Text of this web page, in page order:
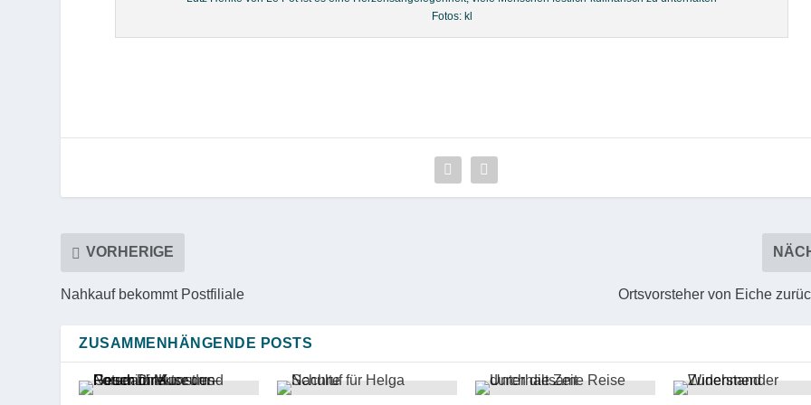
Fotos: kl
VORHERIGE
Nahkauf bekommt Postfiliale Ortsvorsteher von Eiche
ZUSAMMENHÄNGENDE POSTS